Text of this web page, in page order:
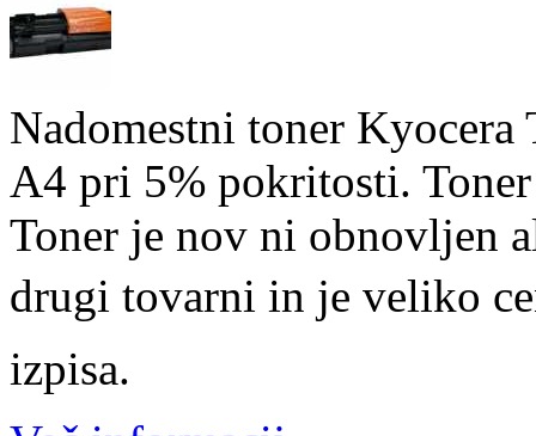
Nadomestni toner
A4 pri 5% pokritosti.
Toner je nov ni obnovljen
drugi tovarni in je veliko
izpisa.